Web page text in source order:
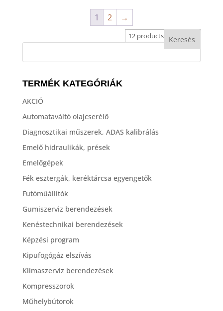
1 2 →
TERMÉK KATEGÓRIÁK
AKCIÓ
Automataváltó olajcserélő
Diagnosztikai műszerek, ADAS kalibrálás
Emelő hidraulikák, prések
Emelőgépek
Fék esztergák, keréktárcsa egyengetők
Futóműállítók
Gumiszerviz berendezések
Kenéstechnikai berendezések
Képzési program
Kipufogógáz elszívás
Klímaszerviz berendezések
Kompresszorok
Műhelybútorok